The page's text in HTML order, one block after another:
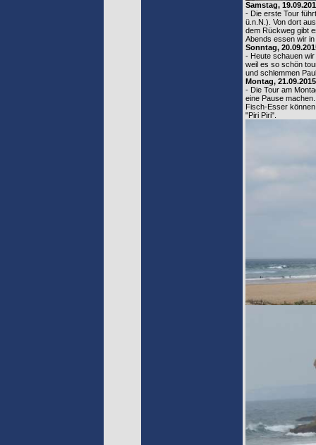
Samstag,
- Die erste Tour
ü.n.N.). Von dort
dem Rückweg gibt
Abends essen wir
Sonntag,
- Heute schauen
weil es so schön
und schlemmen
Montag,
- Die Tour am
eine Pause
Fisch-Esser
"Piri Piri".